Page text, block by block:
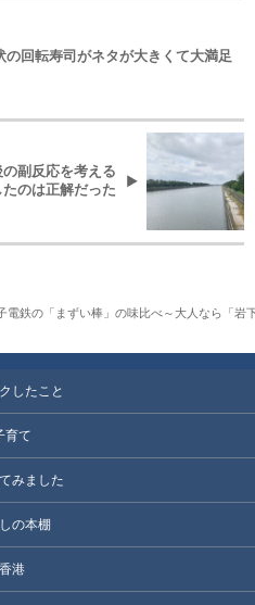
の回転寿司がネタが大きくて大満足
副反応を考える
のは正解だった
電鉄の「まずい棒」の味比べ～大人なら「岩
したこと
育て
みました
の本棚
香港